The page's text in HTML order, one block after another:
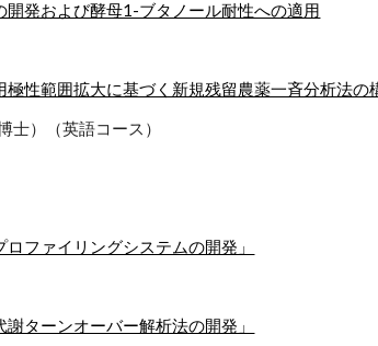
開発および酵母1-ブタノール耐性への適用
性範囲拡大に基づく新規残留農薬一斉分析法の
士）（英語コース）
ファイリングシステムの開発」
ターンオーバー解析法の開発」